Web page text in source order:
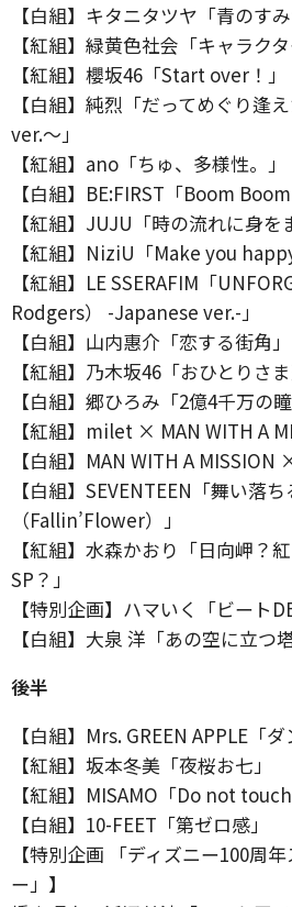
【白組】キタニタツヤ「青のすみ
【紅組】緑黄色社会「キャラクタ
【紅組】櫻坂46「Start over！」
【白組】純烈「だってめぐり逢
ver.～」
【紅組】ano「ちゅ、多様性。」
【白組】BE:FIRST「Boom Boom
【紅組】JUJU「時の流れに身を
【紅組】NiziU「Make you happy
【紅組】LE SSERAFIM「
Rodgers） -Japanese ver.-」
【白組】山内惠介「恋する街角」
【紅組】乃木坂46「おひとりさま
【白組】郷ひろみ「2億4千万の
【紅組】milet × MAN WITH A
【白組】MAN WITH A
【白組】SEVENTEEN「舞い落
（Fallin’Flower）」
【紅組】水森かおり「日向岬？
SP？」
【特別企画】ハマいく「ビート
【白組】大泉 洋「あの空に立つ
後半
【白組】Mrs. GREEN APPLE「ダ
【紅組】坂本冬美「夜桜お七」
【紅組】MISAMO「Do not touch
【白組】10-FEET「第ゼロ感」
【特別企画 「ディズニー100周
ー」】